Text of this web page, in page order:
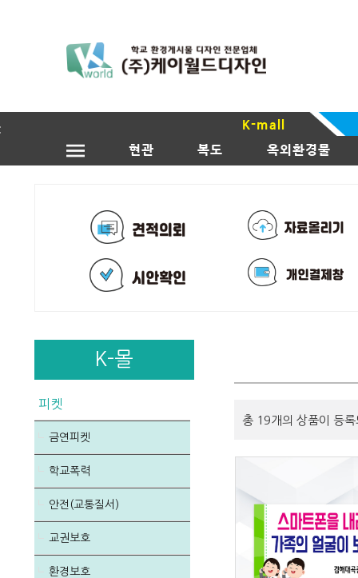
K-mall
현관
복도 옥외환경물
K-몰
피켓
금연피켓
학교폭력
안전(교통질서)
교권보호
환경보호
총 19개의 상품이 등